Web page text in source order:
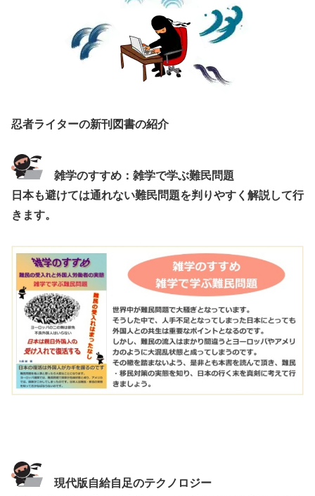
忍者ライターの新刊図書の紹介
雑学のすすめ：雑学で学ぶ難民問題
日本も避けては通れない難民問題を判りやすく解説して行
きます。
現代版自給自足のテクノロジー